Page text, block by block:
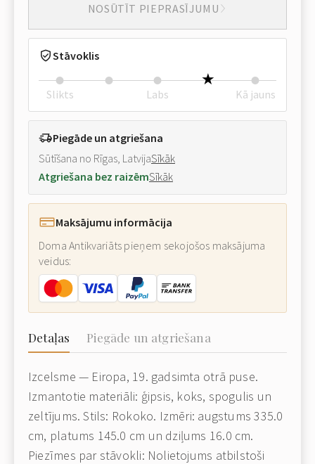
NOSŪTĪT PIEPRASĪJUMU
Stāvoklis
Slikts Labs Kā jauns
Piegāde un atgriešana
Sūtīšana no Rīgas, LatvijaSīkāk
Atgriešana bez raizēmSīkāk
Maksājumu informācija
Doma Antikvariāts pieņem sekojošos maksājuma
veidus:
Detaļas Piegāde un atgriešana
Izcelsme — Eiropa, 19. gadsimta otrā puse.
Izmantotie materiāli: ģipsis, koks, spogulis un
zeltījums. Stils: Rokoko. Izmēri: augstums 335.0
cm, platums 145.0 cm un dziļums 16.0 cm.
Piezīmes par stāvokli: Nolietojums atbilstoši